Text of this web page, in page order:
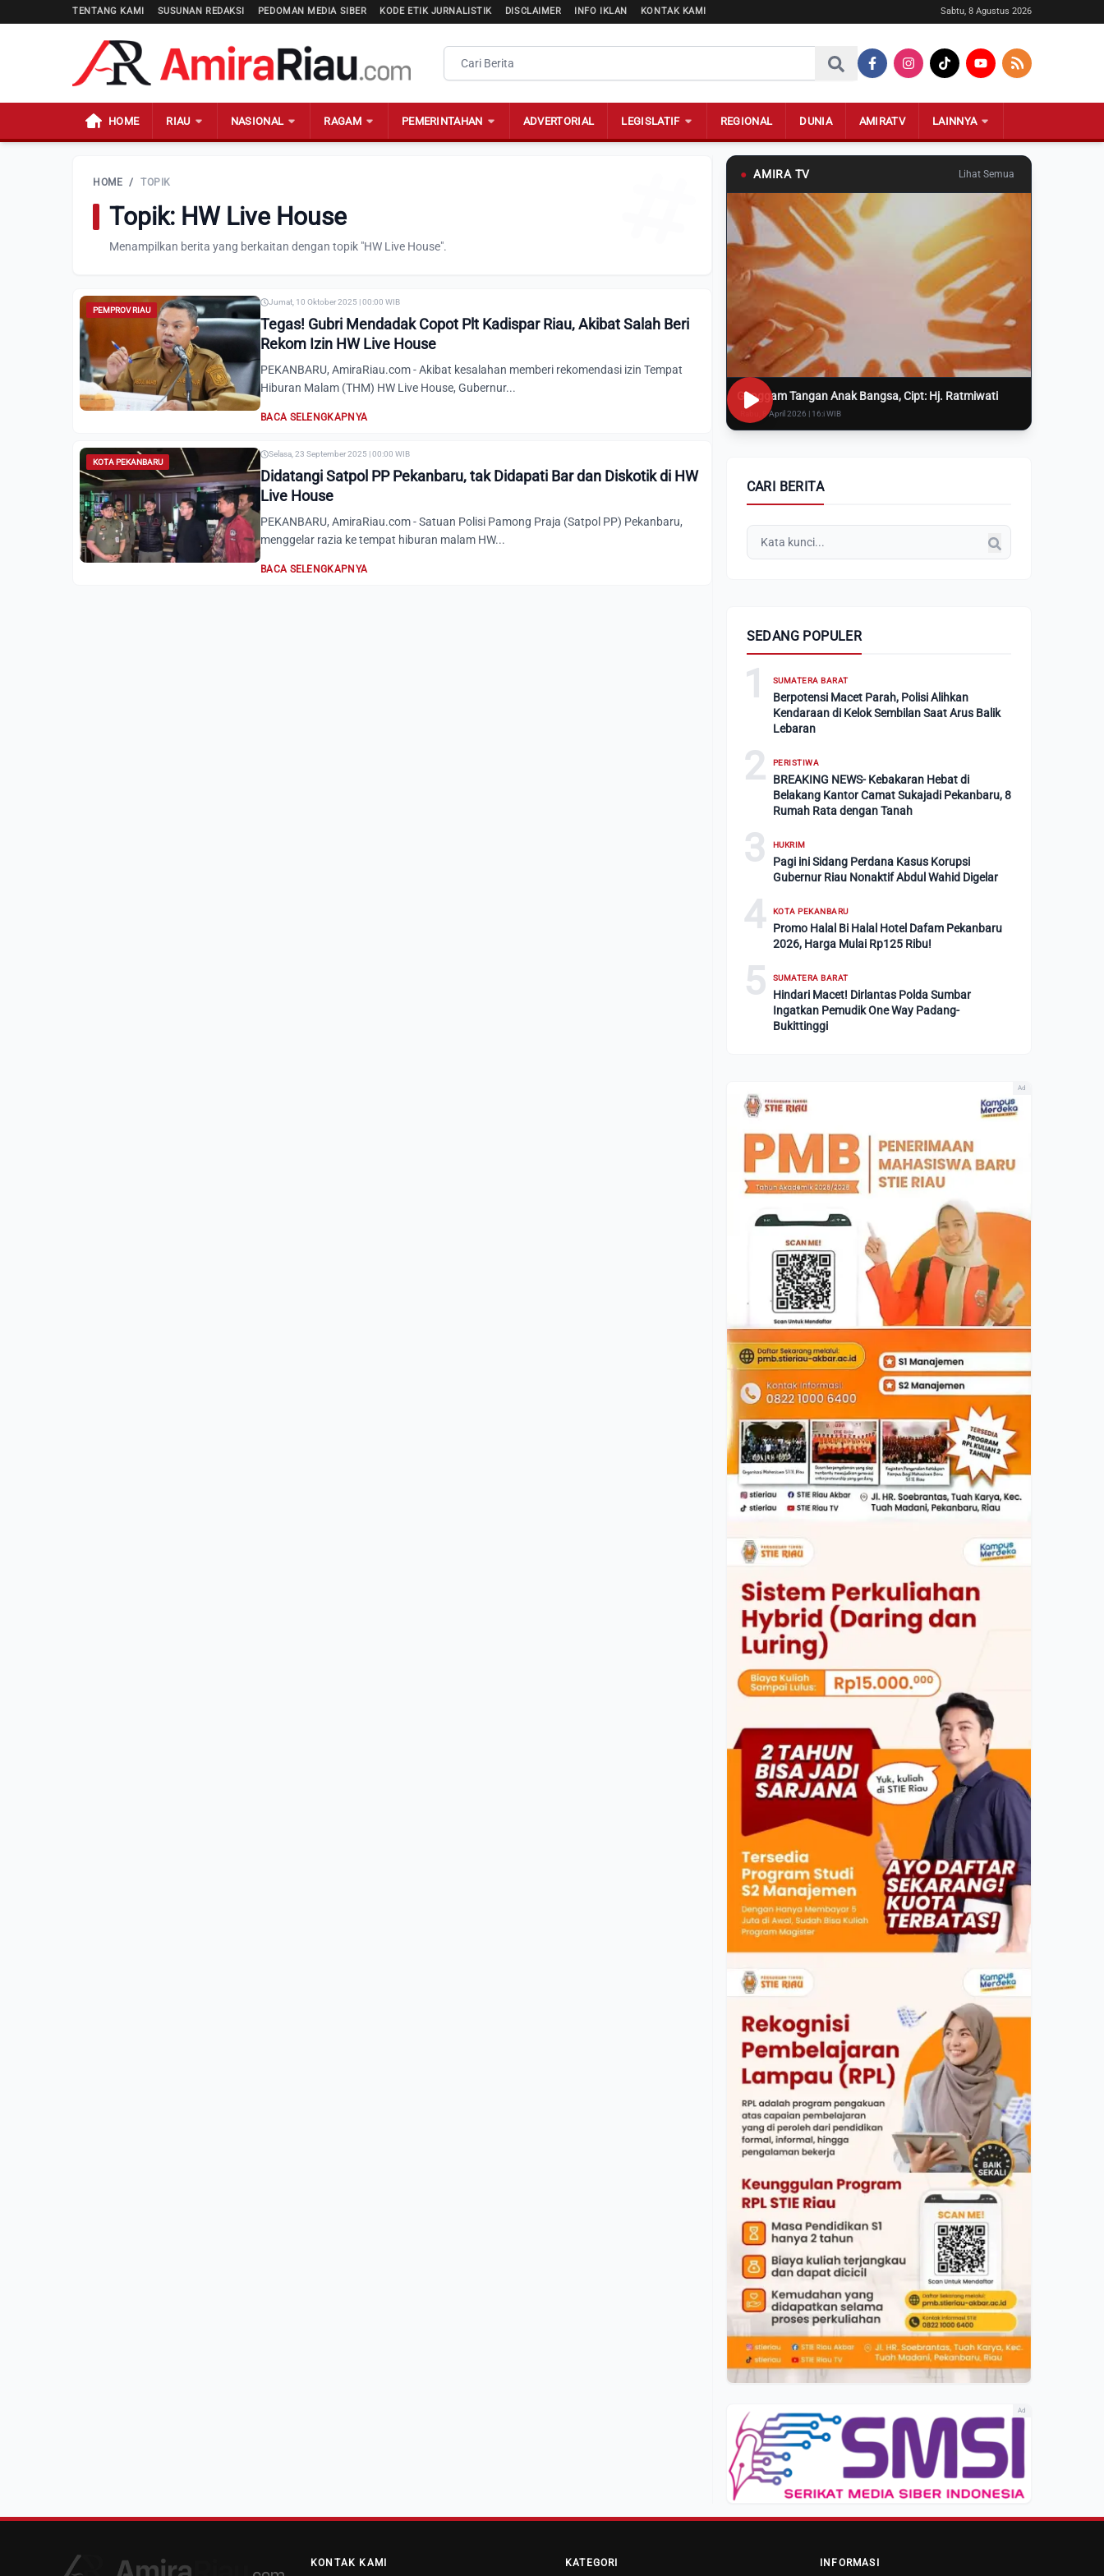
TENTANG KAMI SUSUNAN REDAKSI PEDOMAN MEDIA SIBER KODE ETIK JURNALISTIK DISCLAIMER INFO IKLAN KONTAK KAMI Sabtu, 8 Agustus 2026
HOME RIAU NASIONAL RAGAM PEMERINTAHAN ADVERTORIAL LEGISLATIF REGIONAL DUNIA AMIRATV LAINNYA
HOME / TOPIK
Topik: HW Live House
Menampilkan berita yang berkaitan dengan topik "HW Live House".
PEMPROV RIAU
Jumat, 10 Oktober 2025 | 00:00 WIB
Tegas! Gubri Mendadak Copot Plt Kadispar Riau, Akibat Salah Beri
Rekom Izin HW Live House
PEKANBARU, AmiraRiau.com - Akibat kesalahan memberi rekomendasi izin Tempat
Hiburan Malam (THM) HW Live House, Gubernur...
BACA SELENGKAPNYA
KOTA PEKANBARU
Selasa, 23 September 2025 | 00:00 WIB
Didatangi Satpol PP Pekanbaru, tak Didapati Bar dan Diskotik di HW
Live House
PEKANBARU, AmiraRiau.com - Satuan Polisi Pamong Praja (Satpol PP) Pekanbaru,
menggelar razia ke tempat hiburan malam HW...
BACA SELENGKAPNYA
● AMIRA TV Lihat Semua
Genggam Tangan Anak Bangsa, Cipt: Hj. Ratmiwati
Rabu, 8 April 2026 | 16:i WIB
CARI BERITA
SEDANG POPULER
1 SUMATERA BARAT
Berpotensi Macet Parah, Polisi Alihkan
Kendaraan di Kelok Sembilan Saat Arus Balik
Lebaran
2 PERISTIWA
BREAKING NEWS- Kebakaran Hebat di
Belakang Kantor Camat Sukajadi Pekanbaru, 8
Rumah Rata dengan Tanah
3 HUKRIM
Pagi ini Sidang Perdana Kasus Korupsi
Gubernur Riau Nonaktif Abdul Wahid Digelar
4 KOTA PEKANBARU
Promo Halal Bi Halal Hotel Dafam Pekanbaru
2026, Harga Mulai Rp125 Ribu!
5 SUMATERA BARAT
Hindari Macet! Dirlantas Polda Sumbar
Ingatkan Pemudik One Way Padang-
Bukittinggi
Ad
Ad
KONTAK KAMI KATEGORI INFORMASI